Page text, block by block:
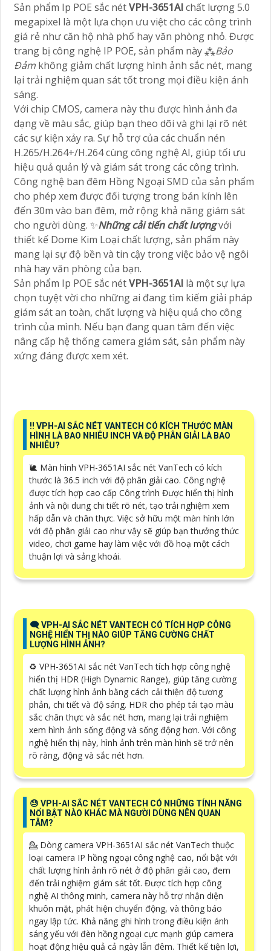
Sản phẩm Ip POE sắc nétVPH-3651AIchất lượng 5.0
megapixel là một lựa chọn ưu việt cho các công trình
giá rẻ như căn hộ nhà phố hay văn phòng nhỏ. Được
trang bị công nghệ IP POE, sản phẩm này ⁂Bảo
Đảm không giảm chất lượng hình ảnh sắc nét, mang
lại trải nghiệm quan sát tốt trong mọi điều kiện ánh
sáng.
Với chip CMOS, camera này thu được hình ảnh đa
dạng về màu sắc, giúp bạn theo dõi và ghi lại rõ nét
các sự kiện xảy ra. Sự hỗ trợ của các chuẩn nén
H.265/H.264+/H.264 cùng công nghệ AI, giúp tối ưu
hiệu quả quản lý và giám sát trong các công trình.
Công nghệ ban đêm Hồng Ngoại SMD của sản phẩm
cho phép xem được đối tượng trong bán kính lên
đến 30m vào ban đêm, mở rộng khả năng giám sát
cho người dùng. ✨Những cải tiến chất lượngvới
thiết kế Dome Kim Loại chất lượng, sản phẩm này
mang lại sự độ bền và tin cậy trong việc bảo vệ ngôi
nhà hay văn phòng của bạn.
Sản phẩm Ip POE sắc nétVPH-3651AI là một sự lựa
chọn tuyệt vời cho những ai đang tìm kiếm giải pháp
giám sát an toàn, chất lượng và hiệu quả cho công
trình của mình. Nếu bạn đang quan tâm đến việc
nâng cấp hệ thống camera giám sát, sản phẩm này
xứng đáng được xem xét.
‼️ VPH-AI SẮC NÉT VANTECH CÓ KÍCH THƯỚC MÀN
HÌNH LÀ BAO NHIÊU INCH VÀ ĐỘ PHÂN GIẢI LÀ BAO
NHIÊU?
🐌 Màn hình VPH-3651AI sắc nét VanTech có kích
thước là 36.5 inch với độ phân giải cao. Công nghệ
được tích hợp cao cấp Công trình Được hiển thị hình
ảnh và nội dung chi tiết rõ nét, tạo trải nghiệm xem
hấp dẫn và chân thực. Việc sở hữu một màn hình lớn
với độ phân giải cao như vậy sẽ giúp bạn thưởng thức
video, chơi game hay làm việc với đồ hoạ một cách
thuận lợi và sảng khoái.
🗨️ VPH-AI SẮC NÉT VANTECH CÓ TÍCH HỢP CÔNG
NGHỆ HIỂN THỊ NÀO GIÚP TĂNG CƯỜNG CHẤT
LƯỢNG HÌNH ẢNH?
♻️ VPH-3651AI sắc nét VanTech tích hợp công nghệ
hiển thị HDR (High Dynamic Range), giúp tăng cường
chất lượng hình ảnh bằng cách cải thiện độ tương
phản, chi tiết và độ sáng. HDR cho phép tái tạo màu
sắc chân thực và sắc nét hơn, mang lại trải nghiệm
xem hình ảnh sống động và sống động hơn. Với công
nghệ hiển thị này, hình ảnh trên màn hình sẽ trở nên
rõ ràng, động và sắc nét hơn.
😓 VPH-AI SẮC NÉT VANTECH CÓ NHỮNG TÍNH NĂNG
NỔI BẬT NÀO KHÁC MÀ NGƯỜI DÙNG NÊN QUAN
TÂM?
💁 Dòng camera VPH-3651AI sắc nét VanTech thuộc
loại camera IP hồng ngoại công nghệ cao, nổi bật với
chất lượng hình ảnh rõ nét ở độ phân giải cao, đem
đến trải nghiệm giám sát tốt. Được tích hợp công
nghệ AI thông minh, camera này hỗ trợ nhận diện
khuôn mặt, phát hiện chuyển động, và thông báo
ngay lập tức. Khả năng ghi hình trong điều kiện ánh
sáng yếu với đèn hồng ngoại cực mạnh giúp camera
hoạt động hiệu quả cả ngày lẫn đêm. Thiết kế tiện lợi,